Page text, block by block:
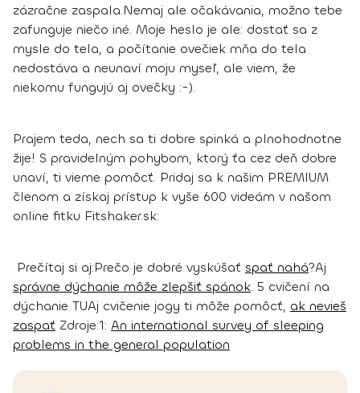
zázračne zaspala.Nemaj ale očakávania, možno tebe
zafunguje niečo iné. Moje heslo je ale: dostať sa z
mysle do tela, a počítanie ovečiek mňa do tela
nedostáva a neunaví moju myseľ, ale viem, že
niekomu fungujú aj ovečky :-).
Prajem teda, nech sa ti dobre spinká a plnohodnotne
žije! S pravidelným pohybom, ktorý ťa cez deň dobre
unaví, ti vieme pomôcť. Pridaj sa k našim PREMIUM
členom a získaj prístup k vyše 600 videám v našom
online fitku Fitshaker.sk:
Prečítaj si aj:Prečo je dobré vyskúšať spať nahá?Aj
správne dýchanie môže zlepšiť spánok. 5 cvičení na
dýchanie TUAj cvičenie jogy ti môže pomôcť, ak nevieš
zaspať Zdroje:1: An international survey of sleeping
problems in the general population